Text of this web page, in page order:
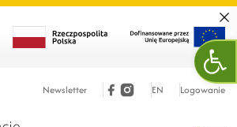
Newsletter EN Logowanie